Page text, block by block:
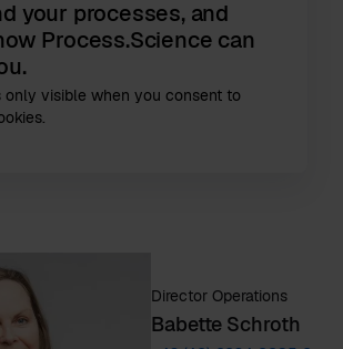
your processes, and
Process.Science can
only visible when you consent to
Director Operations
Babette Schroth